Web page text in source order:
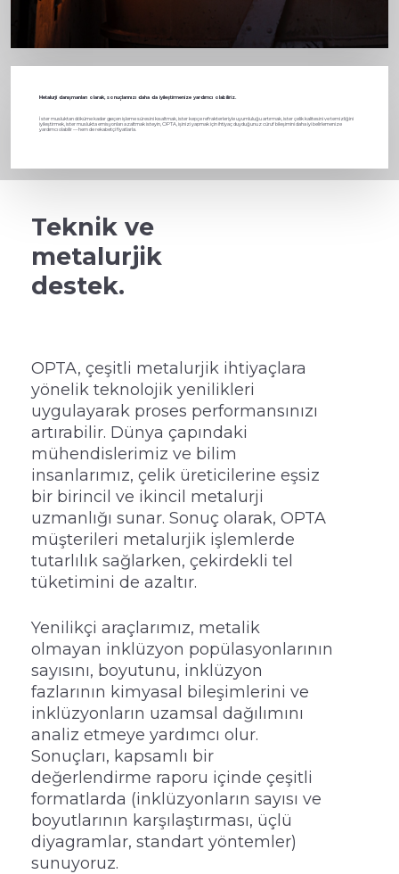
Metalurji danışmanları olarak, sonuçlarınızı daha da iyileştirmenize yardımcı olabiliriz.
İster musluktan döküme kadar geçen işleme süresini kısaltmak, ister kepçe refrakterleriyle uyumluluğu artırmak, ister çelik kalitesini ve temizliğini
iyileştirmek, ister muslukta emisyonları azaltmak isteyin, OPTA, işinizi yapmak için ihtiyaç duyduğunuz cüruf bileşimini daha iyi belirlemenize
yardımcı olabilir — hem de rekabetçi fiyatlarla.
Teknik ve
metalurjik
destek.
OPTA, çeşitli metalurjik ihtiyaçlara
yönelik teknolojik yenilikleri
uygulayarak proses performansınızı
artırabilir. Dünya çapındaki
mühendislerimiz ve bilim
insanlarımız, çelik üreticilerine eşsiz
bir birincil ve ikincil metalurji
uzmanlığı sunar. Sonuç olarak, OPTA
müşterileri metalurjik işlemlerde
tutarlılık sağlarken, çekirdekli tel
tüketimini de azaltır.
Yenilikçi araçlarımız, metalik
olmayan inklüzyon popülasyonlarının
sayısını, boyutunu, inklüzyon
fazlarının kimyasal bileşimlerini ve
inklüzyonların uzamsal dağılımını
analiz etmeye yardımcı olur.
Sonuçları, kapsamlı bir
değerlendirme raporu içinde çeşitli
formatlarda (inklüzyonların sayısı ve
boyutlarının karşılaştırması, üçlü
diyagramlar, standart yöntemler)
sunuyoruz.